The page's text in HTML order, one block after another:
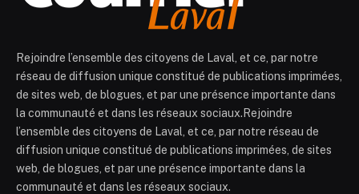
Rejoindre l’ensemble des citoyens de Laval, et ce, par notre
réseau de diffusion unique constitué de publications imprimées,
de sites web, de blogues, et par une présence importante dans
la communauté et dans les réseaux sociaux.Rejoindre
l’ensemble des citoyens de Laval, et ce, par notre réseau de
diffusion unique constitué de publications imprimées, de sites
web, de blogues, et par une présence importante dans la
communauté et dans les réseaux sociaux.